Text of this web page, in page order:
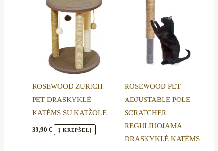
ROSEWOOD ZURICH
PET DRASKYKLĖ
KATĖMS SU KATŽOLE
39,90€ Į KREPŠELĮ
ROSEWOOD PET
ADJUSTABLE POLE
SCRATCHER
REGULIUOJAMA
DRASKYKLĖ KATĖMS